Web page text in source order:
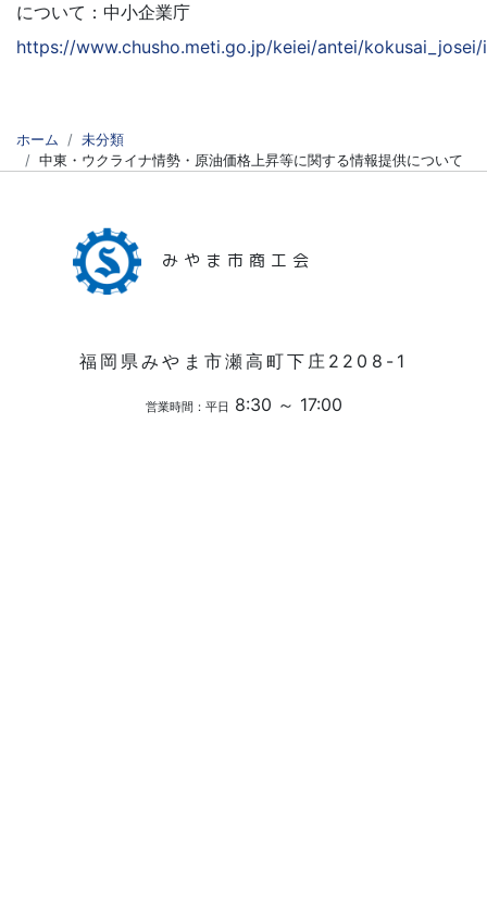
について：中小企業庁
https://www.chusho.meti.go.jp/keiei/antei/kokusai_josei/
ホーム
未分類
中東・ウクライナ情勢・原油価格上昇等に関する情報提供について
みやま市商工会
福岡県みやま市瀬高町下庄2208-1
営業時間：平日 8:30 ～ 17:00